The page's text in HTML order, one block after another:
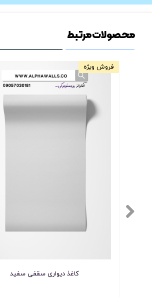
★★★★★
★★
محصولات مرتبط
کاغذ دیواری سقفی سفید
فروش ویژه